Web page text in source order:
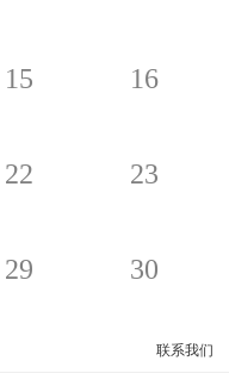
15 16
22 23
29 30
联系我们